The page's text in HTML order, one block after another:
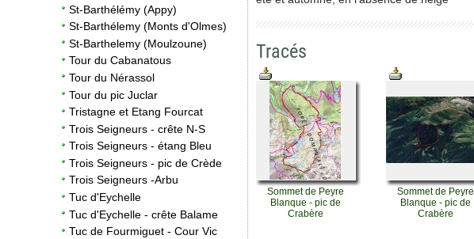
St-Barthélémy (Appy)
St-Barthélemy (Monts d'Olmes)
St-Barthelemy (Moulzoune)
Tour du Cabanatous
Tour du Nérassol
Tour du pic Juclar
Tristagne et Etang Fourcat
Trois Seigneurs - crête N-S
Trois Seigneurs - étang Bleu
Trois Seigneurs - pic de Crède
Trois Seigneurs -Arbu
Tuc d'Eychelle
Tuc d'Eychelle - crête Balame
Tuc de Fourmiguet - Cour Vic
Tracés
Sommet de Peyre
Blanque - pic de
Crabère
Sommet de Peyre
Blanque - pic de
Crabère